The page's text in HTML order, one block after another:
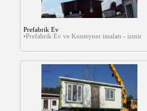
Prefabrik Ev
•Prefabrik Ev ve Konteyner imalatı - izmir